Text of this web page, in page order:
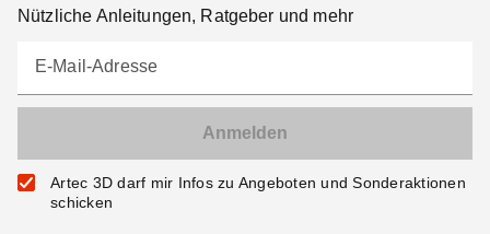
Nützliche Anleitungen, Ratgeber und mehr
E-Mail-Adresse
Artec 3D darf mir Infos zu Angeboten und Sonderaktionen
schicken